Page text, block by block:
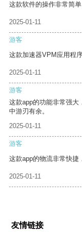
这款软件的操作非常简
2025-01-11
游客
这款加速器VPM应用程
2025-01-11
游客
这款app的功能非常强大
中游刃有余。
2025-01-11
游客
这款app的物流非常快捷
2025-01-11
友情链接